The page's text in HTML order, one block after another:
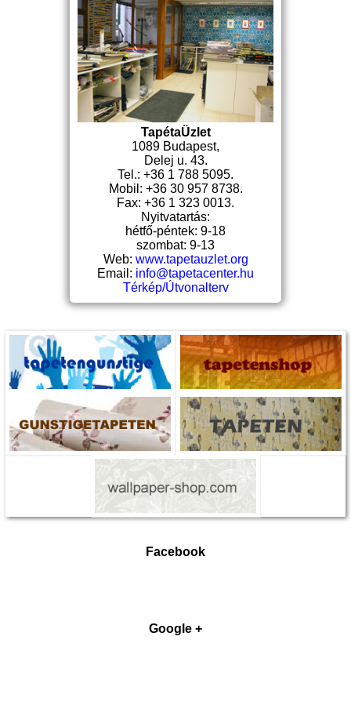
TapétaÜzlet
1089 Budapest,
Delej u. 43.
Tel.: +36 1 788 5095.
Mobil: +36 30 957 8738.
Fax: +36 1 323 0013.
Nyitvatartás:
hétfő-péntek: 9-18
szombat: 9-13
Web: www.tapetauzlet.org
Email: info@tapetacenter.hu
Térkép/Útvonalterv
Facebook
Google +